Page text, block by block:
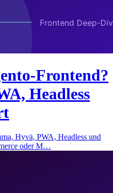
Frontend?
Headless
Hyvä, PWA, Headless und
oder M…